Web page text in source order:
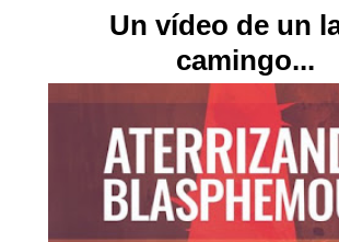
Un vídeo de un
camingo...